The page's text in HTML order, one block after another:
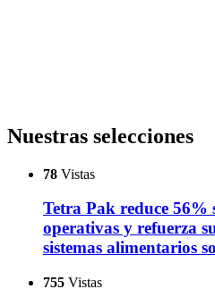
Nuestras selecciones
78 Vistas
Tetra Pak reduce 56%
operativas y refuerza
sistemas alimentarios
755 Vistas